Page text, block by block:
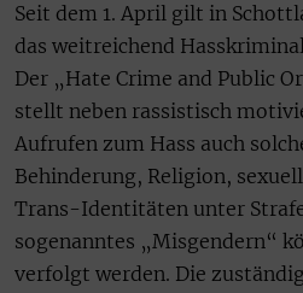
Seit dem 1. April gilt in
das weitreichend
Der „Hate Crime and Public
stellt neben rassistisch
Aufrufen zum Hass auch
Behinderung, Religion,
Trans-Identitäten unter
sogenanntes „Misgendern“
verfolgt werden. Die